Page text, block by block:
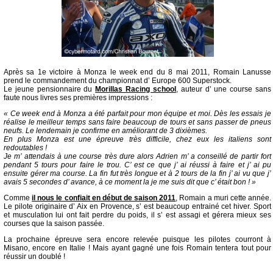
Après sa 1e victoire à Monza le week end du 8 mai 2011, Romain Lanusse
prend le commandement du championnat d’ Europe 600 Superstock.
Le jeune pensionnaire du Morillas Racing school , auteur d’ une course sans
faute nous livres ses premières impressions :
« Ce week end à Monza a été parfait pour mon équipe et moi. Dès les essais je
réalise le meilleur temps sans faire beaucoup de tours et sans passer de pneus
neufs. Le lendemain je confirme en améliorant de 3 dixièmes.
En plus Monza est une épreuve très difficile, chez eux les italiens sont
redoutables !
Je m’ attendais à une course très dure alors Adrien m’ a conseillé de partir fort
pendant 5 tours pour faire le trou. C’ est ce que j’ ai réussi à faire et j’ ai pu
ensuite gérer ma course. La fin fut très longue et à 2 tours de la fin j’ ai vu que j’
avais 5 secondes d’ avance, à ce moment la je me suis dit que c’ était bon ! »
Commeil nous le confiait en début de saison 2011, Romain a muri cette année.
Le pilote originaire d’ Aix en Provence, s’ est beaucoup entrainé cet hiver. Sport
et musculation lui ont fait perdre du poids, il s’ est assagi et gérera mieux ses
courses que la saison passée.
La prochaine épreuve sera encore relevée puisque les pilotes courront à
Misano, encore en Italie ! Mais ayant gagné une fois Romain tentera tout pour
réussir un doublé !